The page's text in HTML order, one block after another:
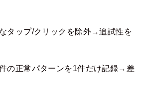
タップ/クリックを除外→追試性を
の正常パターンを1件だけ記録→差